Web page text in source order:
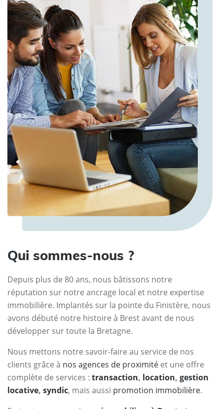
Qui sommes-nous ?
Depuis plus de 80 ans, nous bâtissons notre
réputation sur notre ancrage local et notre expertise
immobilière. Implantés sur la pointe du Finistère, nous
avons débuté notre histoire à Brest avant de nous
développer sur toute la Bretagne.
Nous mettons notre savoir-faire au service de nos
clients grâce à nos agences de proximité et une offre
complète de services : transaction, location, gestion
locative, syndic, mais aussi promotion immobilière.